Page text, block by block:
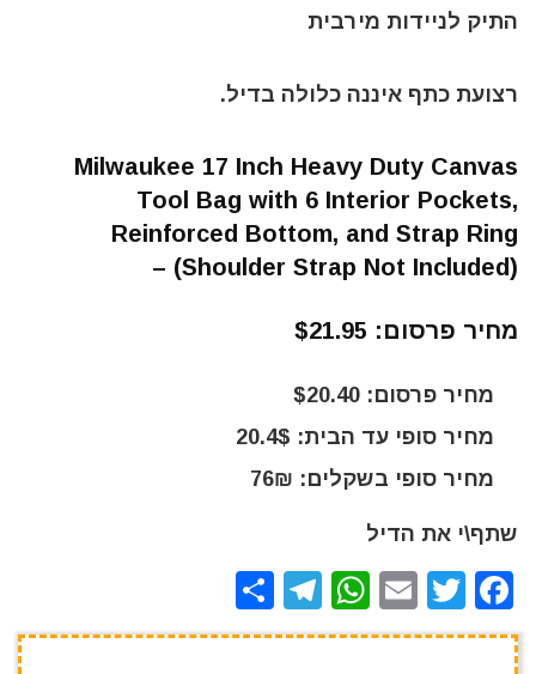
התיק לניידות מירבית
רצועת כתף איננה כלולה בדיל.
Milwaukee 17 Inch Heavy Duty Canvas
Tool Bag with 6 Interior Pockets,
Reinforced Bottom, and Strap Ring
(Shoulder Strap Not Included) –
מחיר פרסום: $21.95
מחיר פרסום: $20.40
מחיר סופי עד הבית: 20.4$
מחיר סופי בשקלים: 76₪
שתף\י את הדיל
F
a
T
w
E
m
W
h
T
el
h